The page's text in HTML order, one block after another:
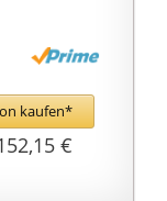
Jazz
in
kaufen*
€